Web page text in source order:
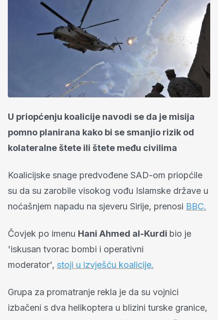
U priopćenju koalicije navodi se da je misija
pomno planirana kako bi se smanjio rizik od
kolateralne štete ili štete među civilima
Koalicijske snage predvođene SAD-om priopćile
su da su zarobile visokog vođu Islamske države u
noćašnjem napadu na sjeveru Sirije, prenosi BBC.
Čovjek po imenu Hani Ahmed al-Kurdi bio je
'iskusan tvorac bombi i operativni
moderator', stoji u izvješću koalicije.
Grupa za promatranje rekla je da su vojnici
izbačeni s dva helikoptera u blizini turske granice,